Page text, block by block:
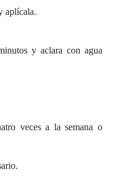
aplícala.
y aclara con agua
veces a la semana o